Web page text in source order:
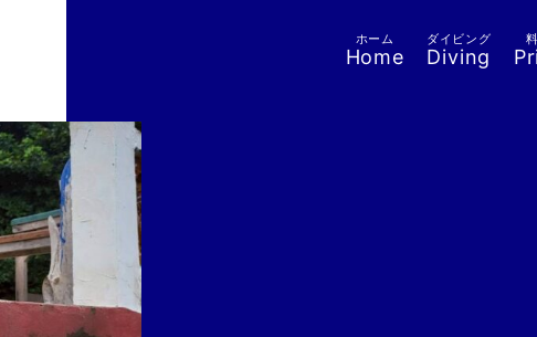
ホーム
Home
ダイビング
Diving